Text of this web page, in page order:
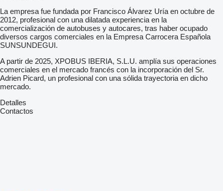
La empresa fue fundada por Francisco Álvarez Uría en octubre de
2012, profesional con una dilatada experiencia en la
comercialización de autobuses y autocares, tras haber ocupado
diversos cargos comerciales en la Empresa Carrocera Española
SUNSUNDEGUI.
A partir de 2025, XPOBUS IBERIA, S.L.U. amplía sus operaciones
comerciales en el mercado francés con la incorporación del Sr.
Adrien Picard, un profesional con una sólida trayectoria en dicho
mercado.
Detalles
Contactos